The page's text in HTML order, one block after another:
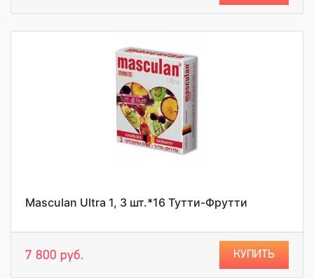
Masculan Ultra 1, 3 шт.*16 Тутти-Фрутти
7 800 руб. КУПИТЬ